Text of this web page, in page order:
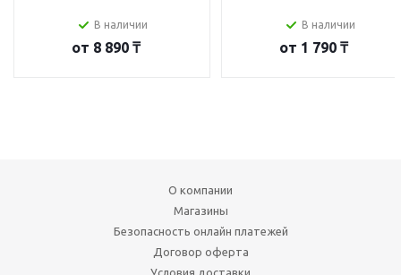
В наличии
от 8 890 ₸
В наличии
от 1 790 ₸
О компании
Магазины
Безопасность онлайн платежей
Договор оферта
Условия доставки